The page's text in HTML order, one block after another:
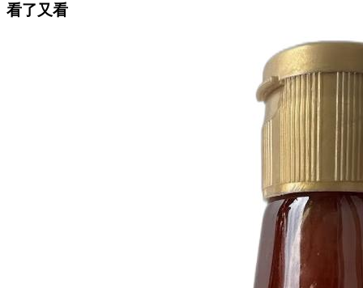
看了又看